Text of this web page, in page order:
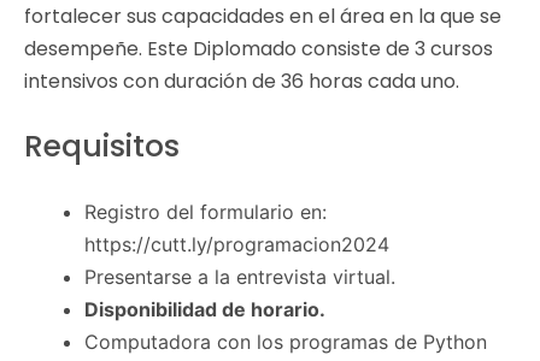
fortalecer sus capacidades en el área en la que se
desempeñe. Este Diplomado consiste de 3 cursos
intensivos con duración de 36 horas cada uno.
Requisitos
Registro del formulario en:
https://cutt.ly/programacion2024
Presentarse a la entrevista virtual.
Disponibilidad de horario.
Computadora con los programas de Python